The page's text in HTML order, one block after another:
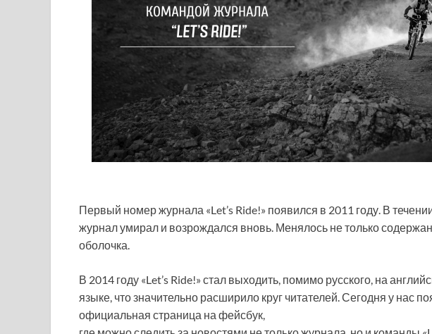
Первый номер журнала «Let’s Ride!» появился в 2011 году. В
журнал умирал и возрождался вновь. Менялось не только
оболочка.
В 2014 году «Let’s Ride!» стал выходить, помимо русского, на
языке, что значительно расширило круг читателей. Сегодня у нас
официальная страница на фейсбук,